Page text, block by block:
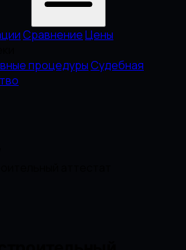
СравнениеЦены
процедурыСудебная